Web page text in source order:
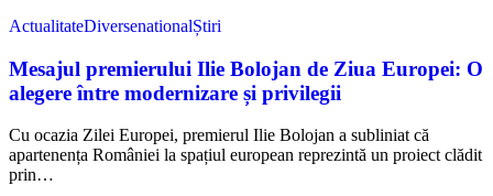
ActualitateDiversenationalȘtiri
Mesajul premierului Ilie Bolojan de Ziua Europei: O
alegere între modernizare și privilegii
Cu ocazia Zilei Europei, premierul Ilie Bolojan a subliniat că
apartenența României la spațiul european reprezintă un proiect clădit
prin…